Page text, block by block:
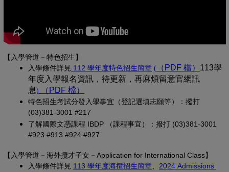
【入學管道－特色招生】
入學條件詳見 112 學年度特色招生簡章 (另開新視窗)
( （PDF 檔） (另開新
113學
年度入學報名資訊，待更新，再麻煩留意官網訊
息) （PDF 檔）
特色招生考試分發入學事宜（登記選填志願等）：撥打
(03)381-3001 #217
了解國際文憑課程 IBDP （課程事宜）：撥打 (03)381-3001
#923 #913 #924 #927
【 入學管道－ 海外攬才子女 －Application for International Class】
入學條件詳見 113 學年度海攬招生簡章 (另開新視窗)
2024 Admissions